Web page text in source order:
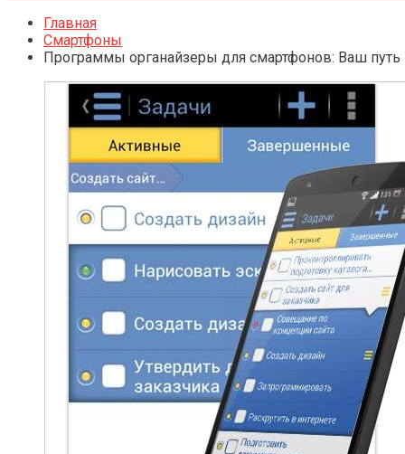
Главная
Смартфоны
Программы органайзеры для смартфонов: Ваш путь